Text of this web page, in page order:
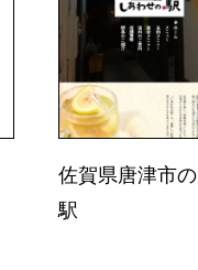
佐賀県唐津市
駅